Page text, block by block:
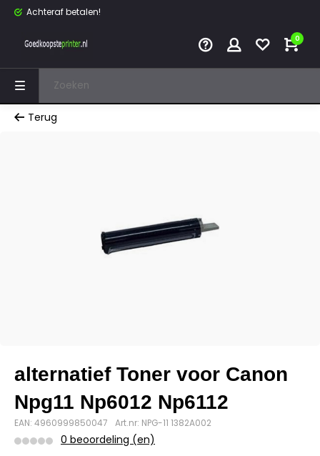
Achteraf betalen!
0
Terug
alternatief Toner voor Canon
Npg11 Np6012 Np6112
EAN: 4960999850047 Art.nr: NPG-11 1382A002
0 beoordeling (en)